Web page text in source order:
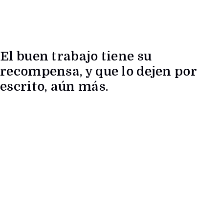
El buen trabajo tiene su
recompensa, y que lo dejen por
escrito, aún más.